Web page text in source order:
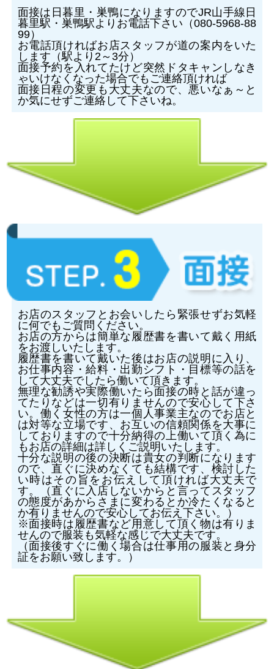
面接は日暮里・巣鴨になりますのでJR山手線日
暮里駅・巣鴨駅よりお電話下さい（080-5968-88
99）
お電話頂ければお店スタッフが道の案内をいた
します（駅より2～3分）
面接予約を入れてたけど突然ドタキャンしなき
ゃいけなくなった場合でもご連絡頂ければ
面接日程の変更も大丈夫なので、悪いなぁ～と
か気にせずご連絡して下さいね。
お店のスタッフとお会いしたら緊張せずお気軽
に何でもご質問ください。
お店の方からは簡単な履歴書を書いて戴く用紙
をお渡しいたします。
履歴書を書いて戴いた後はお店の説明に入り、
お仕事内容・給料・出勤シフト・目標等の話を
して大丈夫でしたら働いて頂きます。
無理な勧誘や実際働いたら面接の時と話が違っ
てたりなどは一切有りませんので安心して下さ
い。働く女性の方は一個人事業主なのでお店と
は対等な立場です、お互いの信頼関係を大事に
しておりますので十分納得の上働いて頂く為に
もお店の詳細は詳しくご説明いたします。
十分な説明の後の決断は貴女の判断になります
ので、直ぐに決めなくても結構です、検討した
い時はその旨をお伝えして頂ければ大丈夫で
す。（直ぐに入店しないからと言ってスタッフ
の態度があからさまに変わるとか冷たくなると
か有りませんので安心してお伝え下さい。）
※面接時は履歴書など用意して頂く物は有りま
せんので服装も気軽な感じで大丈夫です。
（面接後すぐに働く場合は仕事用の服装と身分
証をお願い致します。）